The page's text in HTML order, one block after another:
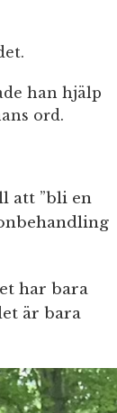
han hjälp
ord.
att ”bli en
har bara
är bara